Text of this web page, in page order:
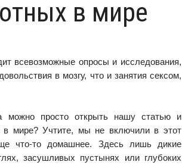
в мире
всевозможные опросы и исследования,
в мозгу, что и занятия сексом,
можно просто открыть нашу статью и
в мире?Учтите, мы не включили в этот
что-то домашнее. Здесь лишь дикие
засушливых пустынях или глубоких